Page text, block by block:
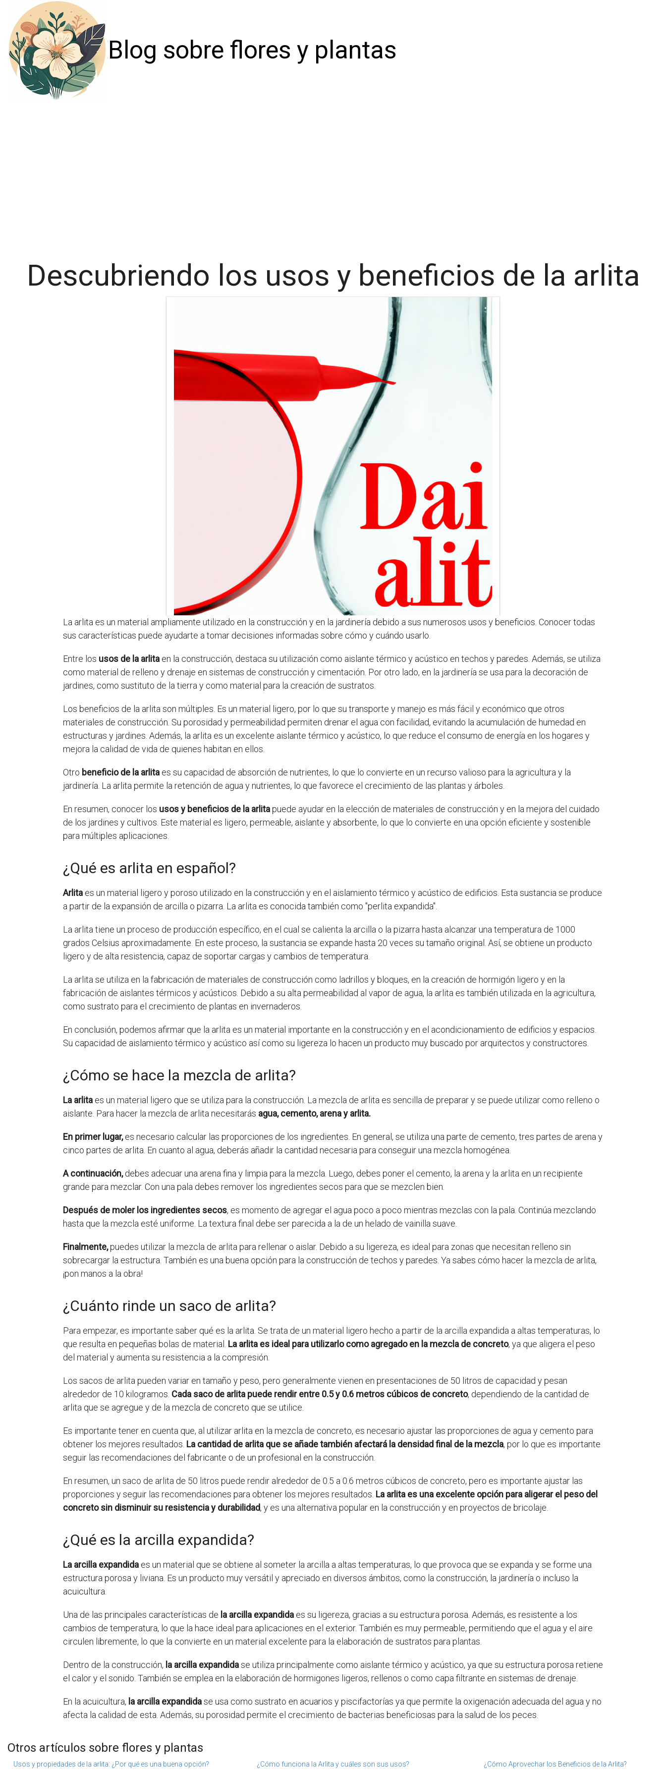
Blog sobre flores y plantas
Descubriendo los usos y beneficios de la arlita
La arlita es un material ampliamente utilizado en la construcción y en la jardinería debido a sus numerosos usos y beneficios. Conocer todas
sus características puede ayudarte a tomar decisiones informadas sobre cómo y cuándo usarlo.
Entre los usos de la arlita en la construcción, destaca su utilización como aislante térmico y acústico en techos y paredes. Además, se utiliza
como material de relleno y drenaje en sistemas de construcción y cimentación. Por otro lado, en la jardinería se usa para la decoración de
jardines, como sustituto de la tierra y como material para la creación de sustratos.
Los beneficios de la arlita son múltiples. Es un material ligero, por lo que su transporte y manejo es más fácil y económico que otros
materiales de construcción. Su porosidad y permeabilidad permiten drenar el agua con facilidad, evitando la acumulación de humedad en
estructuras y jardines. Además, la arlita es un excelente aislante térmico y acústico, lo que reduce el consumo de energía en los hogares y
mejora la calidad de vida de quienes habitan en ellos.
Otro beneficio de la arlita es su capacidad de absorción de nutrientes, lo que lo convierte en un recurso valioso para la agricultura y la
jardinería. La arlita permite la retención de agua y nutrientes, lo que favorece el crecimiento de las plantas y árboles.
En resumen, conocer los usos y beneficios de la arlitapuede ayudar en la elección de materiales de construcción y en la mejora del cuidado
de los jardines y cultivos. Este material es ligero, permeable, aislante y absorbente, lo que lo convierte en una opción eficiente y sostenible
para múltiples aplicaciones.
¿Qué es arlita en español?
Arlita es un material ligero y poroso utilizado en la construcción y en el aislamiento térmico y acústico de edificios. Esta sustancia se produce
a partir de la expansión de arcilla o pizarra. La arlita es conocida también como "perlita expandida".
La arlita tiene un proceso de producción específico, en el cual se calienta la arcilla o la pizarra hasta alcanzar una temperatura de 1000
grados Celsius aproximadamente. En este proceso, la sustancia se expande hasta 20 veces su tamaño original. Así, se obtiene un producto
ligero y de alta resistencia, capaz de soportar cargas y cambios de temperatura.
La arlita se utiliza en la fabricación de materiales de construcción como ladrillos y bloques, en la creación de hormigón ligero y en la
fabricación de aislantes térmicos y acústicos. Debido a su alta permeabilidad al vapor de agua, la arlita es también utilizada en la agricultura,
como sustrato para el crecimiento de plantas en invernaderos.
En conclusión, podemos afirmar que la arlita es un material importante en la construcción y en el acondicionamiento de edificios y espacios.
Su capacidad de aislamiento térmico y acústico así como su ligereza lo hacen un producto muy buscado por arquitectos y constructores.
¿Cómo se hace la mezcla de arlita?
La arlita es un material ligero que se utiliza para la construcción. La mezcla de arlita es sencilla de preparar y se puede utilizar como relleno o
aislante. Para hacer la mezcla de arlita necesitarás agua, cemento, arena y arlita.
En primer lugar,es necesario calcular las proporciones de los ingredientes. En general, se utiliza una parte de cemento, tres partes de arena y
cinco partes de arlita. En cuanto al agua, deberás añadir la cantidad necesaria para conseguir una mezcla homogénea.
A continuación,debes adecuar una arena fina y limpia para la mezcla. Luego, debes poner el cemento, la arena y la arlita en un recipiente
grande para mezclar. Con una pala debes remover los ingredientes secos para que se mezclen bien.
Después de moler los ingredientes secos, es momento de agregar el agua poco a poco mientras mezclas con la pala. Continúa mezclando
hasta que la mezcla esté uniforme. La textura final debe ser parecida a la de un helado de vainilla suave.
Finalmente,puedes utilizar la mezcla de arlita para rellenar o aislar. Debido a su ligereza, es ideal para zonas que necesitan relleno sin
sobrecargar la estructura. También es una buena opción para la construcción de techos y paredes. Ya sabes cómo hacer la mezcla de arlita,
¡pon manos a la obra!
¿Cuánto rinde un saco de arlita?
Para empezar, es importante saber qué es la arlita. Se trata de un material ligero hecho a partir de la arcilla expandida a altas temperaturas, lo
que resulta en pequeñas bolas de material. La arlita es ideal para utilizarlo como agregado en la mezcla de concreto, ya que aligera el peso
del material y aumenta su resistencia a la compresión.
Los sacos de arlita pueden variar en tamaño y peso, pero generalmente vienen en presentaciones de 50 litros de capacidad y pesan
alrededor de 10 kilogramos. Cada saco de arlita puede rendir entre 0.5 y 0.6 metros cúbicos de concreto, dependiendo de la cantidad de
arlita que se agregue y de la mezcla de concreto que se utilice.
Es importante tener en cuenta que, al utilizar arlita en la mezcla de concreto, es necesario ajustar las proporciones de agua y cemento para
obtener los mejores resultados. La cantidad de arlita que se añade también afectará la densidad final de la mezcla, por lo que es importante
seguir las recomendaciones del fabricante o de un profesional en la construcción.
En resumen, un saco de arlita de 50 litros puede rendir alrededor de 0.5 a 0.6 metros cúbicos de concreto, pero es importante ajustar las
proporciones y seguir las recomendaciones para obtener los mejores resultados. La arlita es una excelente opción para aligerar el peso del
concreto sin disminuir su resistencia y durabilidad, y es una alternativa popular en la construcción y en proyectos de bricolaje.
¿Qué es la arcilla expandida?
La arcilla expandida es un material que se obtiene al someter la arcilla a altas temperaturas, lo que provoca que se expanda y se forme una
estructura porosa y liviana. Es un producto muy versátil y apreciado en diversos ámbitos, como la construcción, la jardinería o incluso la
acuicultura.
Una de las principales características de la arcilla expandida es su ligereza, gracias a su estructura porosa. Además, es resistente a los
cambios de temperatura, lo que la hace ideal para aplicaciones en el exterior. También es muy permeable, permitiendo que el agua y el aire
circulen libremente, lo que la convierte en un material excelente para la elaboración de sustratos para plantas.
Dentro de la construcción, la arcilla expandidase utiliza principalmente como aislante térmico y acústico, ya que su estructura porosa retiene
el calor y el sonido. También se emplea en la elaboración de hormigones ligeros, rellenos o como capa filtrante en sistemas de drenaje.
En la acuicultura, la arcilla expandidase usa como sustrato en acuarios y piscifactorías ya que permite la oxigenación adecuada del agua y no
afecta la calidad de esta. Además, su porosidad permite el crecimiento de bacterias beneficiosas para la salud de los peces.
Otros artículos sobre flores y plantas
Usos y propiedades de la arlita: ¿Por qué es una buena opción? ¿Cómo funciona la Arlita y cuáles son sus usos? ¿Cómo Aprovechar los Beneficios de la Arlita?